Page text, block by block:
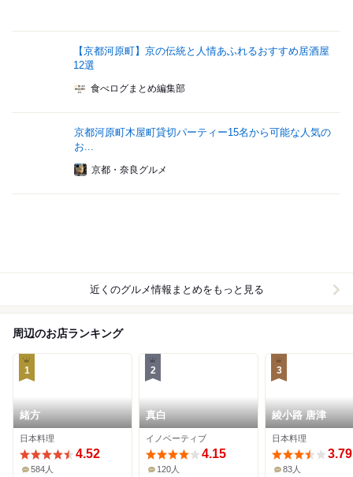
【京都河原町】京の伝統と人情あふれるおすすめ居酒屋
12選
食べログまとめ編集部
京都河原町木屋町貸切パーティー15名から可能な人気の
お...
京都・奈良グルメ
近くのグルメ情報まとめをもっと見る
周辺のお店ランキング
1
緒方
日本料理
4.52
584人
2
真白
イノベーティブ
4.15
120人
3
綾小路 唐津
日本料理
3.79
83人